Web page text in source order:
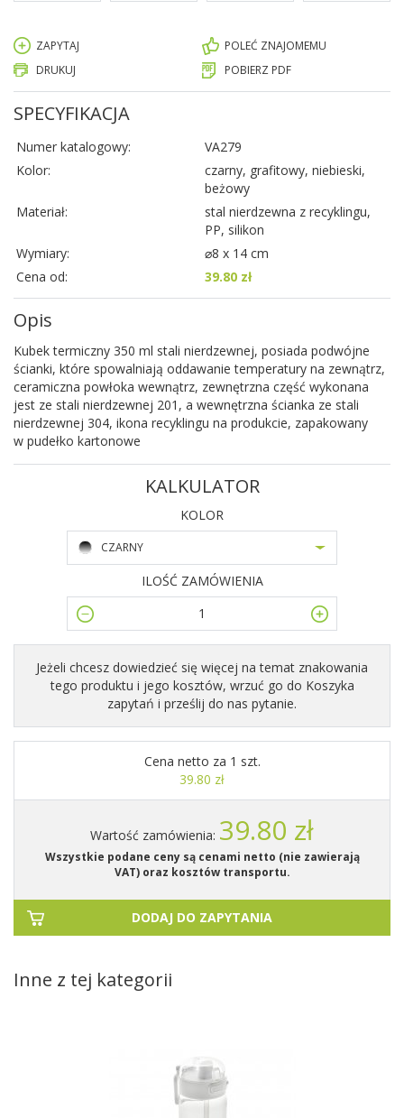
ZAPYTAJ
POLEĆ ZNAJOMEMU
DRUKUJ
POBIERZ PDF
SPECYFIKACJA
Numer katalogowy:
VA279
Kolor:
czarny, grafitowy, niebieski,
beżowy
Materiał:
stal nierdzewna z recyklingu,
PP, silikon
Wymiary:
⌀8 x 14 cm
Cena od:
39.80 zł
Opis
Kubek termiczny 350 ml stali nierdzewnej, posiada podwójne
ścianki, które spowalniają oddawanie temperatury na zewnątrz,
ceramiczna powłoka wewnątrz, zewnętrzna część wykonana
jest ze stali nierdzewnej 201, a wewnętrzna ścianka ze stali
nierdzewnej 304, ikona recyklingu na produkcie, zapakowany
w pudełko kartonowe
KALKULATOR
KOLOR
CZARNY
ILOŚĆ ZAMÓWIENIA
Jeżeli chcesz dowiedzieć się więcej na temat znakowania
tego produktu i jego kosztów, wrzuć go do Koszyka
zapytań i prześlij do nas pytanie.
Cena netto za 1 szt.
39.80 zł
Wartość zamówienia: 39.80 zł
Wszystkie podane ceny są cenami netto (nie zawierają
VAT) oraz kosztów transportu.
DODAJ DO ZAPYTANIA
Inne z tej kategorii